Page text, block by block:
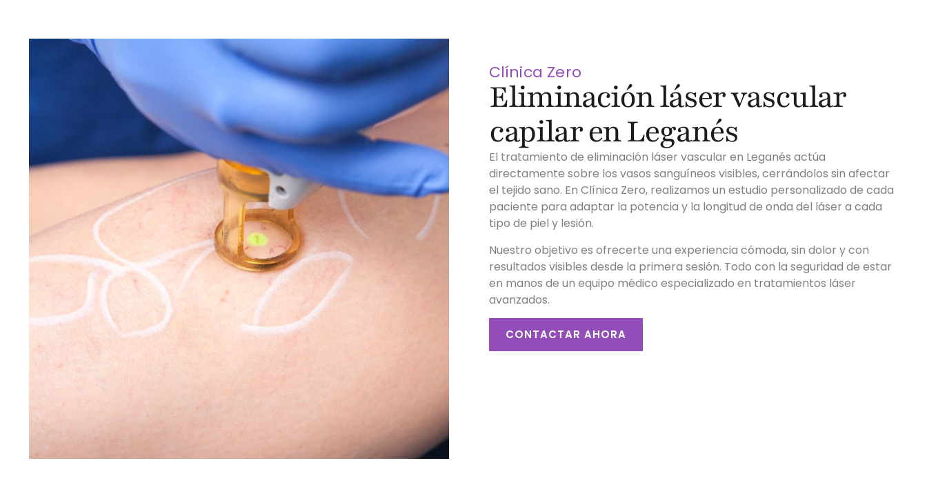
Clínica Zero
Eliminación láser vascular
capilar en Leganés
El tratamiento de eliminación láser vascular en Leganés actúa
directamente sobre los vasos sanguíneos visibles, cerrándolos sin afectar
el tejido sano. En Clínica Zero, realizamos un estudio personalizado de cada
paciente para adaptar la potencia y la longitud de onda del láser a cada
tipo de piel y lesión.
Nuestro objetivo es ofrecerte una experiencia cómoda, sin dolor y con
resultados visibles desde la primera sesión. Todo con la seguridad de estar
en manos de un equipo médico especializado en tratamientos láser
avanzados.
CONTACTAR AHORA